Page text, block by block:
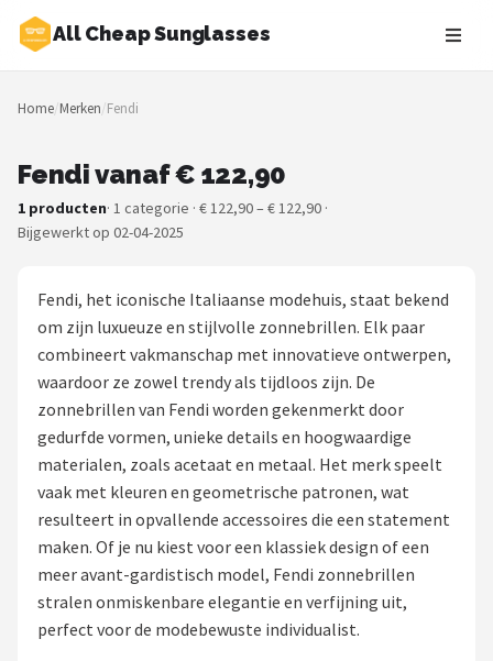
All Cheap Sunglasses
Zoeken
NAVIGATIE
Merken
Zonnebrillen
Baby zonnebrillen
Shop
POPULAIRE MERKEN
Kingseven
Home/Merken/Fendi
Fendi vanaf € 122,90
1 producten· 1 categorie · € 122,90 – € 122,90 ·
Bijgewerkt op 02-04-2025
Fendi, het iconische Italiaanse modehuis, staat bekend
om zijn luxueuze en stijlvolle zonnebrillen. Elk paar
combineert vakmanschap met innovatieve ontwerpen,
waardoor ze zowel trendy als tijdloos zijn. De
zonnebrillen van Fendi worden gekenmerkt door
gedurfde vormen, unieke details en hoogwaardige
materialen, zoals acetaat en metaal. Het merk speelt
vaak met kleuren en geometrische patronen, wat
resulteert in opvallende accessoires die een statement
maken. Of je nu kiest voor een klassiek design of een
meer avant-gardistisch model, Fendi zonnebrillen
stralen onmiskenbare elegantie en verfijning uit,
perfect voor de modebewuste individualist.